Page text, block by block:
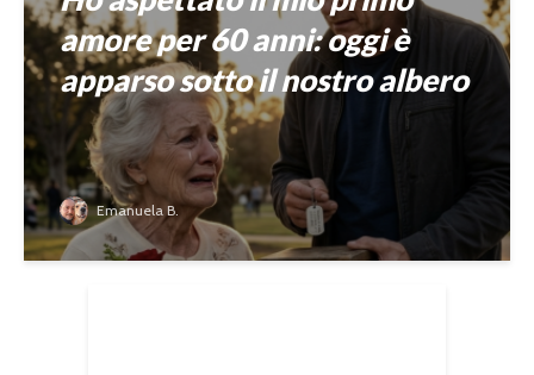
amore per 60 anni: oggi è
apparso sotto il nostro albero
Emanuela B.